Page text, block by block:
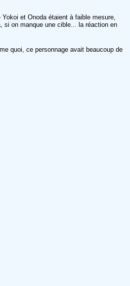
et Onoda étaient à faible mesure,
si on manque une cible... la réaction en
quoi, ce personnage avait beaucoup de